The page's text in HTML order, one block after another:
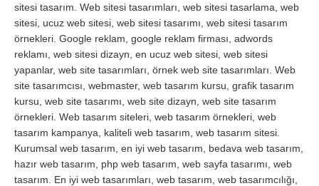
sitesi tasarım. Web sitesi tasarımları, web sitesi tasarlama, web
sitesi, ucuz web sitesi, web sitesi tasarımı, web sitesi tasarım
örnekleri. Google reklam, google reklam firması, adwords
reklamı, web sitesi dizayn, en ucuz web sitesi, web sitesi
yapanlar, web site tasarımları, örnek web site tasarımları. Web
site tasarımcısı, webmaster, web tasarım kursu, grafik tasarım
kursu, web site tasarımı, web site dizayn, web site tasarım
örnekleri. Web tasarım siteleri, web tasarım örnekleri, web
tasarım kampanya, kaliteli web tasarım, web tasarım sitesi.
Kurumsal web tasarım, en iyi web tasarım, bedava web tasarım,
hazır web tasarım, php web tasarım, web sayfa tasarımı, web
tasarım. En iyi web tasarımları, web tasarım, web tasarımcılığı,